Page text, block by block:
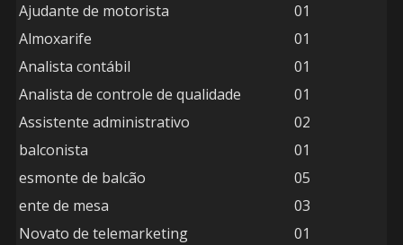
Ajudante de motorista
01
Almoxarife
01
Analista contábil
01
Analista de controle de qualidade
01
Assistente administrativo
02
balconista
01
esmonte de balcão
05
ente de mesa
03
Novato de telemarketing
01